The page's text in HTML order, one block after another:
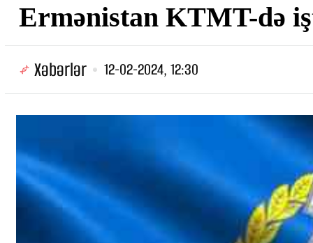
Ermənistan KTMT-də
Xəbərlər 12-02-2024, 12:30